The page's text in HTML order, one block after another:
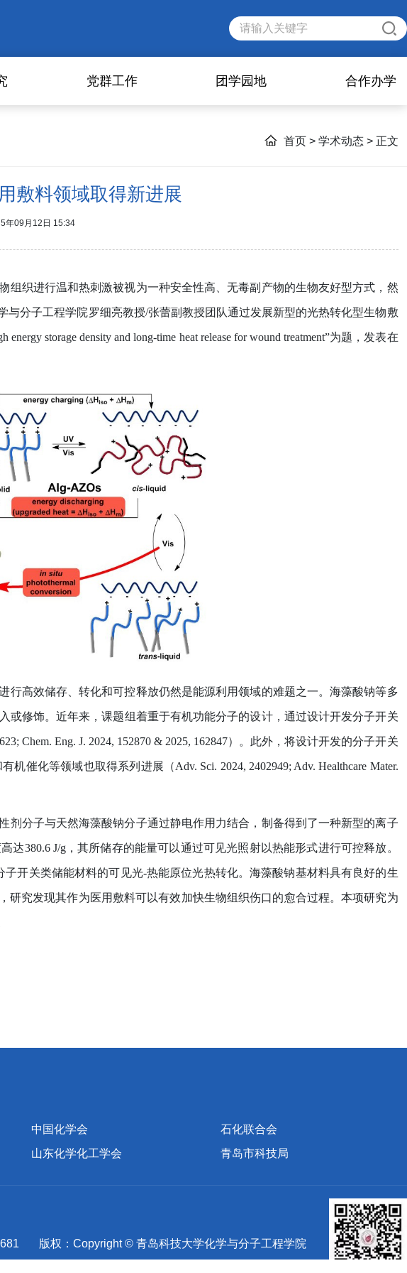
党群工作 团学园地 合作办学
首页 > 学术动态 > 正文
敷料领域取得新进展
年09月12日 15:34
织进行温和热刺激被视为一种安全性高、无毒副产物的生物友好型方式，然
与分子工程学院罗细亮教授/张蕾副教授团队通过发展新型的光热转化型生物敷
storage density and long-time heat release for wound treatment”为题，发表在
高效储存、转化和可控释放仍然是能源利用领域的难题之一。海藻酸钠等多
修饰。近年来，课题组着重于有机功能分子的设计，通过设计开发分子开关
Chem. Eng. J. 2024, 152870 & 2025, 162847）。此外，将设计开发的分子开关
机催化等领域也取得系列进展（Adv. Sci. 2024, 2402949; Adv. Healthcare Mater.
分子与天然海藻酸钠分子通过静电作用力结合，制备得到了一种新型的离子
达380.6 J/g，其所储存的能量可以通过可见光照射以热能形式进行可控释放。
子开关类储能材料的可见光-热能原位光热转化。海藻酸钠基材料具有良好的生
研究发现其作为医用敷料可以有效加快生物组织伤口的愈合过程。本项研究为
中国化学会
石化联合会
山东化学化工学会 青岛市科技局
版权：Copyright © 青岛科技大学化学与分子工程学院